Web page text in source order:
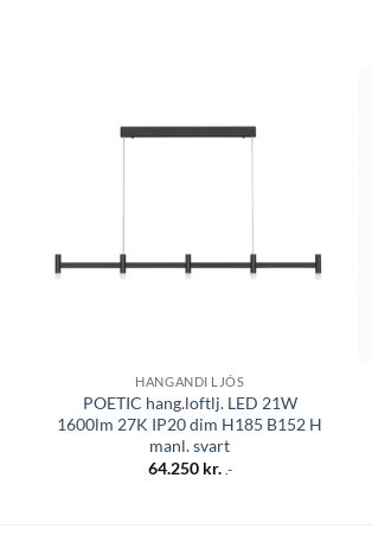
HANGANDI LJÓS
POETIC hang.loftlj. LED 21W
1600lm 27K IP20 dim H185 B152 H
manl. svart
64.250 kr. .-